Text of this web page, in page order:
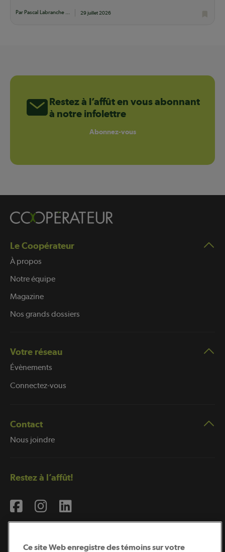
Par Pascal Labranche ... 29 juillet 2026
Restez à l’affût en vous abonnant
à notre infolettre
Abonnez-vous
Le Coopérateur
À propos
Notre équipe
Magazine
Nos grands dossiers
Votre réseau
Évènements
Connectez-vous
Contact
Nous joindre
Restez à l’affût!
Ce site Web enregistre des témoins sur votre